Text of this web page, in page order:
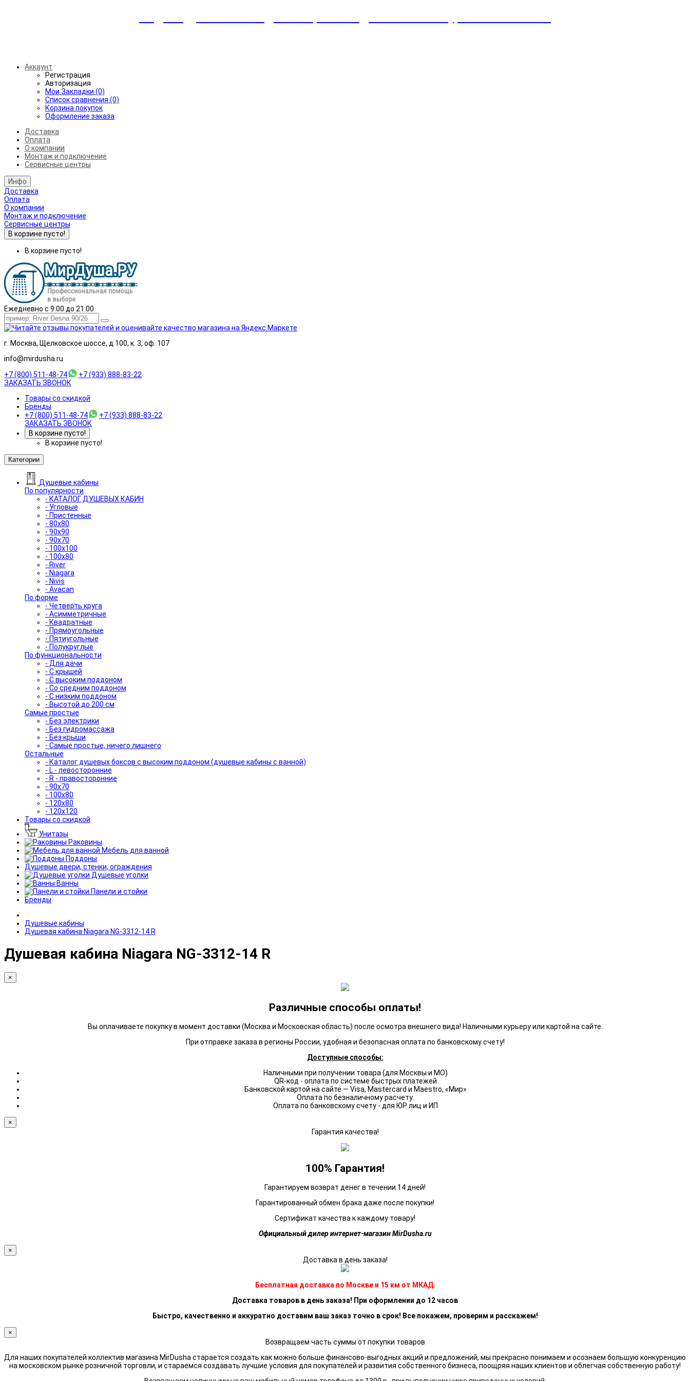
Аккаунт
Регистрация
Авторизация
Мои Закладки (0)
Список сравнения (0)
Корзина покупок
Оформление заказа
Доставка
Оплата
О компании
Монтаж и подключение
Сервисные центры
Инфо
Доставка
Оплата
О компании
Монтаж и подключение
Сервисные центры
В корзине пусто!
В корзине пусто!
Ежедневно с 9:00 до 21:00
г. Москва, Щелковское шоссе, д.100, к. 3, оф. 107
info@mirdusha.ru
+7 (800) 511-48-74
+7 (933) 888-83-22
ЗАКАЗАТЬ ЗВОНОК
Товары со скидкой
Бренды
+7 (800) 511-48-74
+7 (933) 888-83-22
ЗАКАЗАТЬ ЗВОНОК
В корзине пусто!
В корзине пусто!
Категории
Душевые кабины
По популярности
- КАТАЛОГ ДУШЕВЫХ КАБИН
- Угловые
- Пристенные
- 80x80
- 90x90
- 90x70
- 100x100
- 100x80
- River
- Niagara
- Nivis
- Avacan
По форме
- Четверть круга
- Асимметричные
- Квадратные
- Прямоугольные
- Пятиугольные
- Полукруглые
По функциональности
- Для дачи
- С крышей
- С высоким поддоном
- Со средним поддоном
- С низким поддоном
- Высотой до 200 см
Самые простые
- Без электрики
- Без гидромассажа
- Без крыши
- Самые простые, ничего лишнего
Остальные
- Каталог душевых боксов с высоким поддоном (душевые кабины с ванной)
- L - левосторонние
- R - правосторонние
- 90x70
- 100x80
- 120x80
- 120x120
Товары со скидкой
Унитазы
Раковины
Мебель для ванной
Поддоны
Душевые двери, стенки, ограждения
Душевые уголки
Ванны
Панели и стойки
Бренды
Душевые кабины
Душевая кабина Niagara NG-3312-14 R
Душевая кабина Niagara NG-3312-14 R
×
Различные способы оплаты!
Вы оплачиваете покупку в момент доставки (Москва и Московская область) после осмотра внешнего вида! Наличными курьеру или картой на сайте.
При отправке заказа в регионы России, удобная и безопасная оплата по банковскому счету!
Доступные способы:
Наличными при получении товара (для Москвы и МО)
QR-код - оплата по системе быстрых платежей
Банковской картой на сайте — Visa, Mastercard и Maestro, «Мир»
Оплата по безналичному расчету.
Оплата по банковскому счету - для ЮР лиц и ИП
×
Гарантия качества!
100% Гарантия!
Гарантируем возврат денег в течении 14 дней!
Гарантированный обмен брака даже после покупки!
Сертификат качества к каждому товару!
Официальный дилер интернет-магазин MirDusha.ru
×
Доставка в день заказа!
Бесплатная доставка по Москве и 15 км от МКАД.
Доставка товаров в день заказа! При оформлении до 12 часов
Быстро, качественно и аккуратно доставим ваш заказ точно в срок! Все покажем, проверим и расскажем!
×
Возвращаем часть суммы от покупки товаров
Для наших покупателей коллектив магазина MirDusha старается создать как можно больше финансово-выгодных акций и предложений, мы прекрасно понимаем и осознаем большую конкуренцию
на московском рынке розничной торговли, и стараемся создавать лучшие условия для покупателей и развития собственного бизнеса, поощряя наших клиентов и облегчая собственную работу!